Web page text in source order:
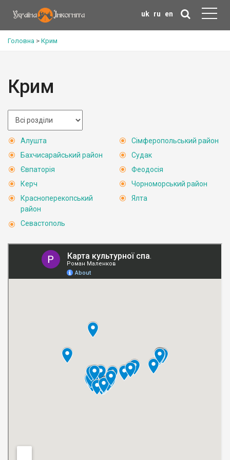
uk ru en
Головна > Крим
Крим
Алушта
Бахчисарайський район
Євпаторія
Керч
Красноперекопський
район
Севастополь
Сімферопольський район
Судак
Феодосія
Чорноморський район
Ялта